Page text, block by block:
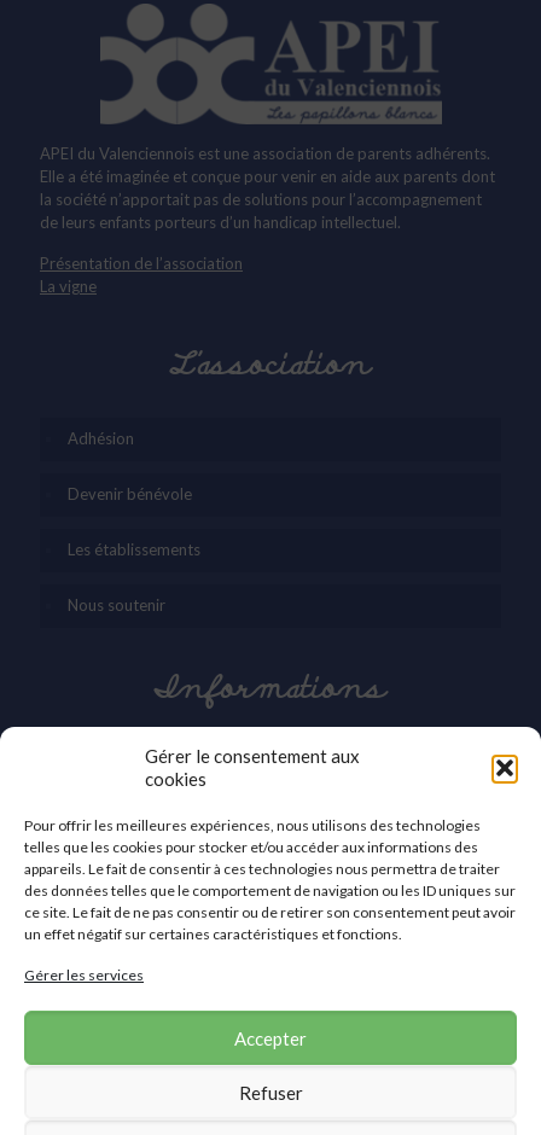
Gérer le consentement aux
cookies
Pour offrir les meilleures expériences, nous utilisons des technologies
telles que les cookies pour stocker et/ou accéder aux informations des
appareils. Le fait de consentir à ces technologies nous permettra de traiter
des données telles que le comportement de navigation ou les ID uniques sur
ce site. Le fait de ne pas consentir ou de retirer son consentement peut avoir
un effet négatif sur certaines caractéristiques et fonctions.
Gérer les services
Accepter
Refuser
APEI du Valenciennois est une association de parents adhérents.
Elle a été imaginée et conçue pour venir en aide aux parents dont
la société n’apportait pas de solutions pour l’accompagnement
de leurs enfants porteurs d’un handicap intellectuel.
Présentation de l’association
La vigne
L’association
Adhésion
Devenir bénévole
Les établissements
Nous soutenir
Informations
03 27 42 86 30
contact@apei-val-59.org
APEI du Valenciennois
2a, avenue des Sports
59410 Anzin
Nous contacter